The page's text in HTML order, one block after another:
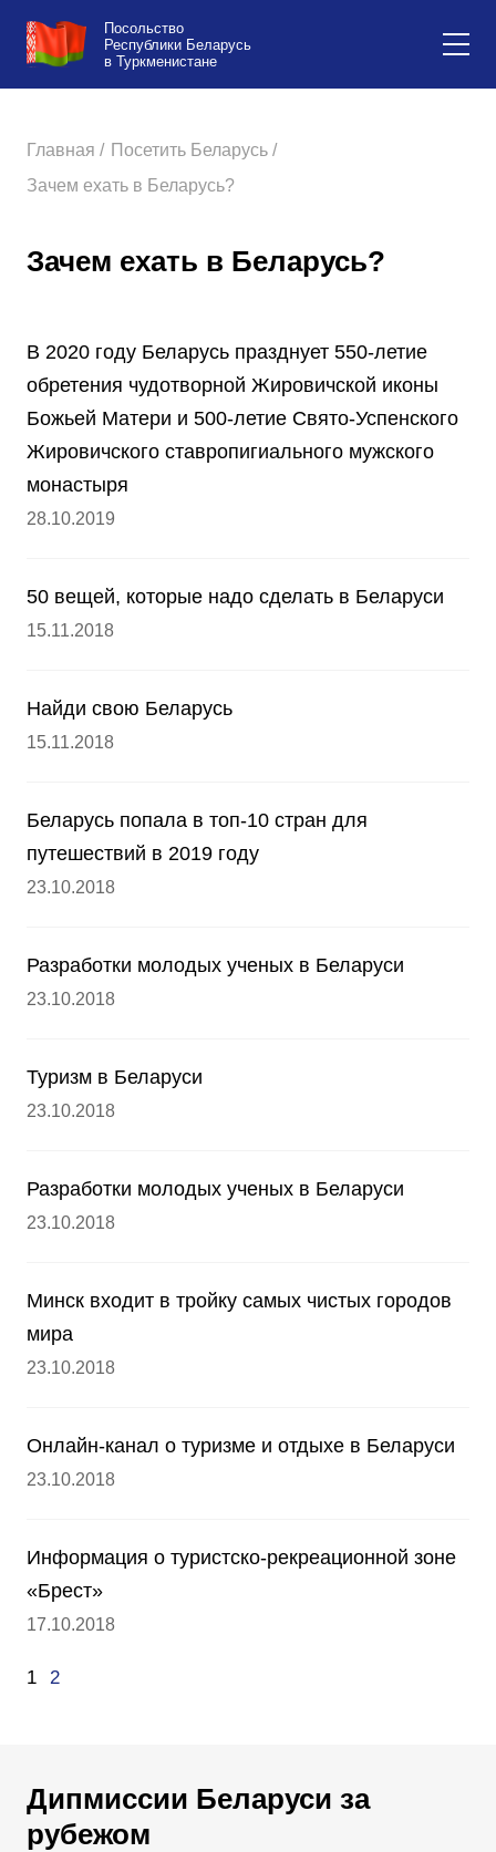
Посольство
Республики Беларусь
в Туркменистане
Главная / Посетить Беларусь /
Зачем ехать в Беларусь?
Зачем ехать в Беларусь?
В 2020 году Беларусь празднует 550-летие
обретения чудотворной Жировичской иконы
Божьей Матери и 500-летие Свято-Успенского
Жировичского ставропигиального мужского
монастыря
28.10.2019
50 вещей, которые надо сделать в Беларуси
15.11.2018
Найди свою Беларусь
15.11.2018
Беларусь попала в топ-10 стран для
путешествий в 2019 году
23.10.2018
Разработки молодых ученых в Беларуси
23.10.2018
Туризм в Беларуси
23.10.2018
Разработки молодых ученых в Беларуси
23.10.2018
Минск входит в тройку самых чистых городов
мира
23.10.2018
Oнлайн-канал о туризме и отдыхе в Беларуси
23.10.2018
Информация о туристско-рекреационной зоне
«Брест»
17.10.2018
1 2
Дипмиссии Беларуси за
рубежом